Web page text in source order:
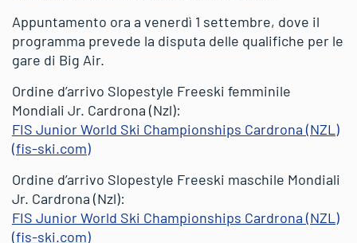
Appuntamento ora a venerdì 1 settembre, dove il
programma prevede la disputa delle qualifiche per le
gare di Big Air.
Ordine d’arrivo Slopestyle Freeski femminile
Mondiali Jr. Cardrona (Nzl):
FIS Junior World Ski Championships Cardrona (NZL)
(fis-ski.com)
Ordine d’arrivo Slopestyle Freeski maschile Mondiali
Jr. Cardrona (Nzl):
FIS Junior World Ski Championships Cardrona (NZL)
(fis-ski.com)